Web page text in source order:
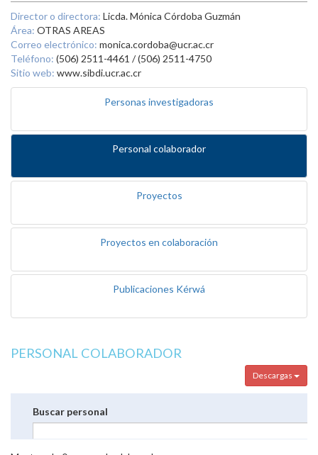
Director o directora: Licda. Mónica Córdoba Guzmán
Área: OTRAS AREAS
Correo electrónico: monica.cordoba@ucr.ac.cr
Teléfono: (506) 2511-4461 / (506) 2511-4750
Sitio web: www.sibdi.ucr.ac.cr
Personas investigadoras
Personal colaborador
Proyectos
Proyectos en colaboración
Publicaciones Kérwá
PERSONAL COLABORADOR
Descargas
Buscar personal